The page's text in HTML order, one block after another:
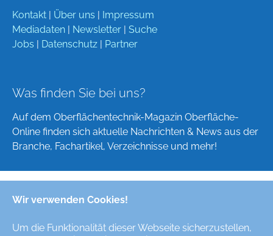
Wir verwenden Cookies!
Um die Funktionalität dieser Webseite sicherzustellen,
Kontakt Über uns
Impressum
Mediadaten
Newsletter
Suche
Jobs
Datenschutz Partner
Was finden Sie bei uns?
Auf dem Oberflächentechnik-Magazin Oberfläche-
Online finden sich aktuelle Nachrichten & News aus der
Branche, Fachartikel, Verzeichnisse und mehr!
Deutsch